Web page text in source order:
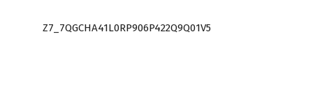
Z7_7QGCHA41L0RP906P422Q9Q01V5